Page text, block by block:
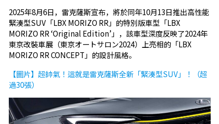
2025年8月6日，雷克薩斯宣布，將於同年10月13日推出高性能
緊湊型SUV「LBX MORIZO RR」的特別版車型「LBX
MORIZO RR ‘Original Edition’」，該車型深度反映了2024年
東京改裝車展（東京オートサロン2024）上亮相的「LBX
MORIZO RR CONCEPT」的設計風格。
【圖片】超帥氣！這就是雷克薩斯全新「緊湊型SUV」！（超
過30張）